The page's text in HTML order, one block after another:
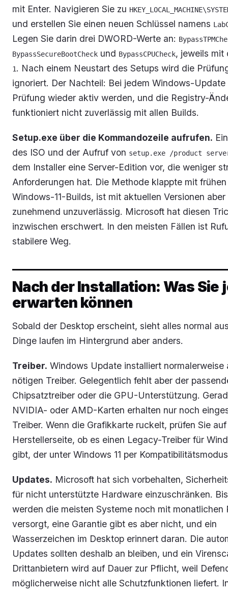
mit Enter. Navigieren Sie zu
und erstellen Sie einen neuen Schlüssel namens
Legen Sie darin drei DWORD-Werte an:
BypassSecureBootCheck und BypassCPUCheck, jeweils mit
1. Nach einem Neustart des Setups wird die
ignoriert. Der Nachteil: Bei jedem Windows-Update
Prüfung wieder aktiv werden, und die Registry-
funktioniert nicht zuverlässig mit allen Builds.
Setup.exe über die Kommandozeile aufrufen.
des ISO und der Aufruf von setup.exe /product
dem Installer eine Server-Edition vor, die weniger
Anforderungen hat. Die Methode klappte mit frühen
Windows-11-Builds, ist mit aktuellen Versionen aber
zunehmend unzuverlässig. Microsoft hat diesen
inzwischen erschwert. In den meisten Fällen ist
stabilere Weg.
Nach der Installation: Was Sie
erwarten können
Sobald der Desktop erscheint, sieht alles normal
Dinge laufen im Hintergrund aber anders.
Treiber. Windows Update installiert normalerweise
nötigen Treiber. Gelegentlich fehlt aber der
Chipsatztreiber oder die GPU-Unterstützung.
NVIDIA- oder AMD-Karten erhalten nur noch
Treiber. Wenn die Grafikkarte ruckelt, prüfen Sie
Herstellerseite, ob es einen Legacy-Treiber für
gibt, der unter Windows 11 per
Updates. Microsoft hat sich vorbehalten,
für nicht unterstützte Hardware einzuschränken.
werden die meisten Systeme noch mit monatlichen
versorgt, eine Garantie gibt es aber nicht, und ein
Wasserzeichen im Desktop erinnert daran. Die
Updates sollten deshalb an bleiben, und ein
Drittanbietern wird auf Dauer zur Pflicht, weil
möglicherweise nicht alle Schutzfunktionen liefert.